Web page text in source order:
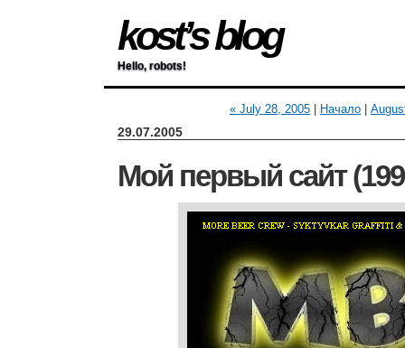
kost’s blog
Hello, robots!
« July 28, 2005 Начало
29.07.2005
Мой первый сайт